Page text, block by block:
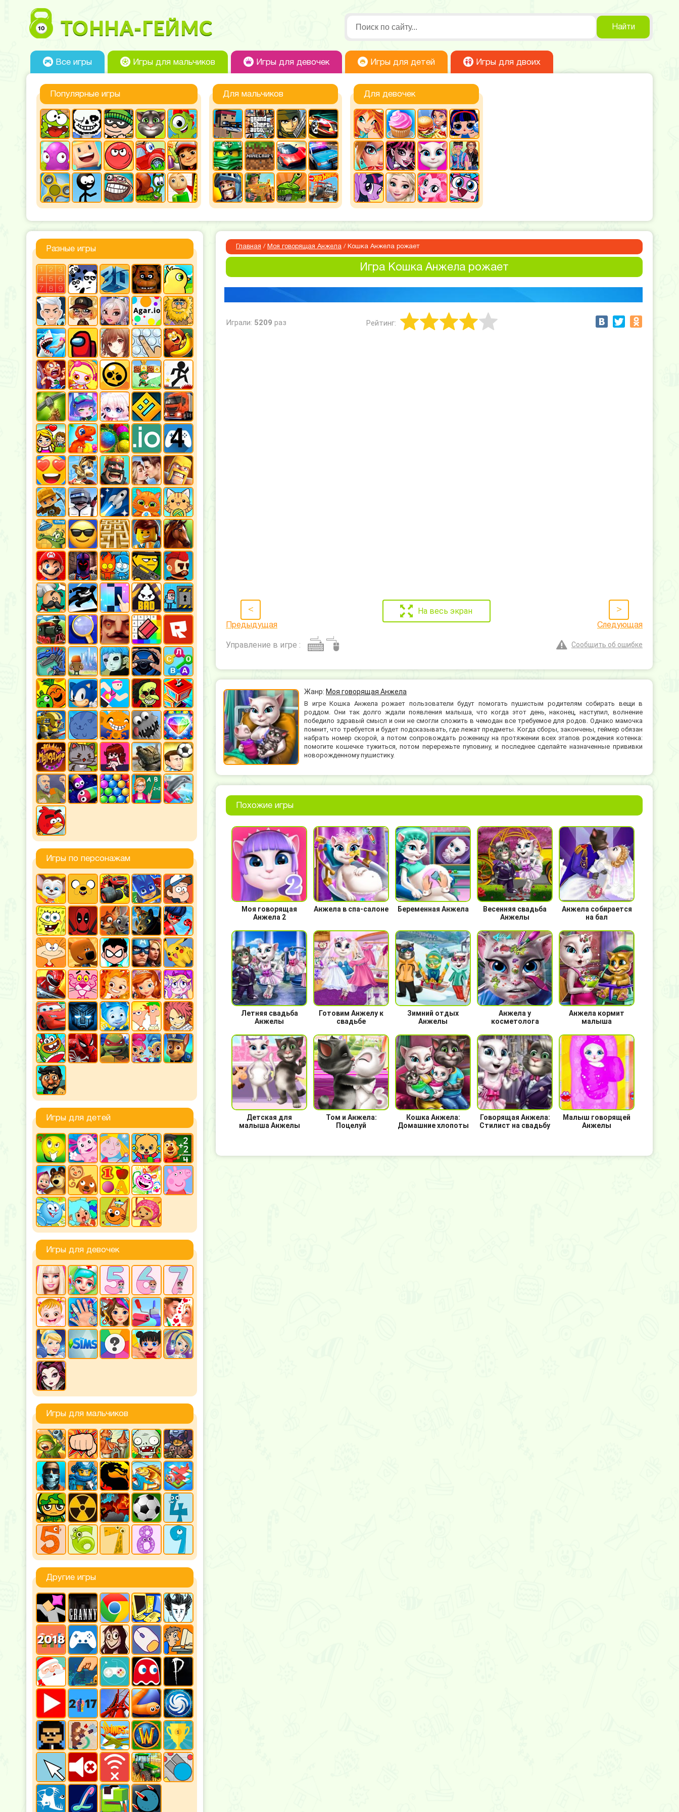
Найти
Все игры Игры для мальчиков Игры для девочек Игры для детей Игры для двоих
Популярные игры Для мальчиков Для девочек
Разные игры
Игры по персонажам
Игры для детей
Игры для девочек
Игры для мальчиков
Другие игры
Главная / Моя говорящая Анжела / Кошка Анжела рожает
Игра Кошка Анжела рожает
Играли: 5209 раз Рейтинг:
<
Предыдущая
На весь экран >
Следующая
Управление в игре : Сообщить об ошибке
Жанр: Моя говорящая Анжела
В игре Кошка Анжела рожает пользователи будут помогать пушистым родителям собирать вещи в
роддом. Они так долго ждали появления малыша, что когда этот день, наконец, наступил, волнение
победило здравый смысл и они не смогли сложить в чемодан все требуемое для родов. Однако мамочка
помнит, что требуется и будет подсказывать, где лежат предметы. Когда сборы, закончены, геймер обязан
набрать номер скорой, а потом сопровождать роженицу на протяжении всех этапов рождения котенка:
помогите кошечке тужиться, потом перережьте пуповину, и последнее сделайте назначенные прививки
новорожденному пушистику.
Похожие игры
Моя говорящая
Анжела 2
Анжела в спа-салоне Беременная Анжела
Весенняя свадьба
Анжелы
Анжела собирается
на бал
Летняя свадьба
Анжелы
Готовим Анжелу к
свадьбе
Зимний отдых
Анжелы
Анжела у
косметолога
Анжела кормит
малыша
Детская для
малыша Анжелы
Том и Анжела:
Поцелуй
Кошка Анжела:
Домашние хлопоты
Говорящая Анжела:
Стилист на свадьбу
Малыш говорящей
Анжелы